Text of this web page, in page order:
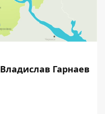
Владислав Гарнаев